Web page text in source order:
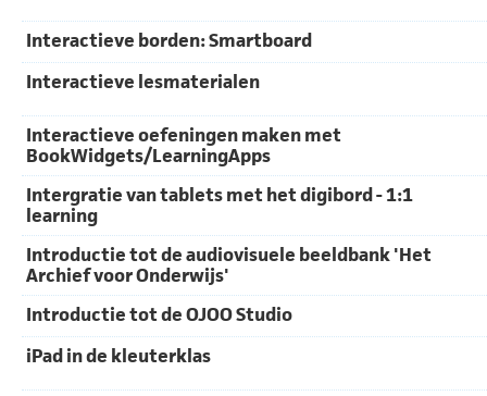
Interactieve borden: Smartboard
Interactieve lesmaterialen
Interactieve oefeningen maken met
BookWidgets/LearningApps
Intergratie van tablets met het digibord - 1:1
learning
Introductie tot de audiovisuele beeldbank 'Het
Archief voor Onderwijs'
Introductie tot de OJOO Studio
iPad in de kleuterklas